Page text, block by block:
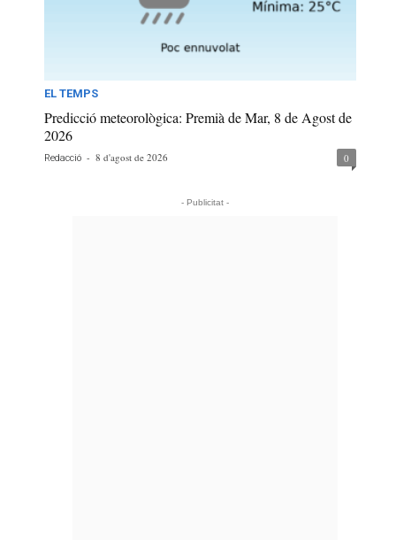
EL TEMPS
Predicció meteorològica: Premià de Mar, 8 de Agost de
2026
Redacció - 8 d'agost de 2026 0
- Publicitat -